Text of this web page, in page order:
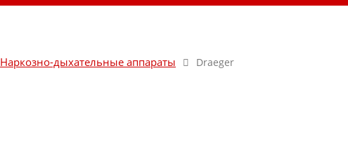
Наркозно-дыхательные аппараты Draeger